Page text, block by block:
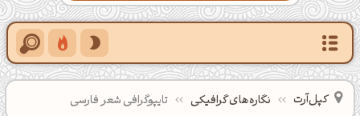
کپل‌آرت نگاره‌های گرافیکی تایپوگرافی شعر فارسی